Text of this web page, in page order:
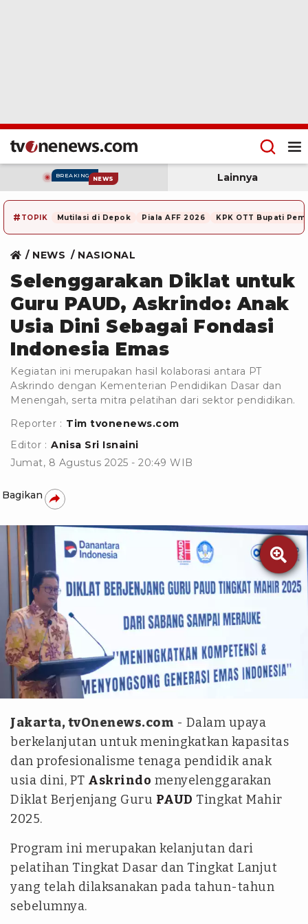
BREAKING NEWS Lainnya
# TOPIK Mutilasi di Depok Piala AFF 2026 KPK OTT Bupati
NEWS NASIONAL
Selenggarakan Diklat untuk
Guru PAUD, Askrindo: Anak
Usia Dini Sebagai Fondasi
Indonesia Emas
Kegiatan ini merupakan hasil kolaborasi antara PT
Askrindo dengan Kementerian Pendidikan Dasar dan
Menengah, serta mitra pelatihan dari sektor pendidikan.
Reporter : Tim tvonenews.com
Editor : Anisa Sri Isnaini
Jumat, 8 Agustus 2025 - 20:49 WIB
Bagikan

IST
Jakarta, tvOnenews.com - Dalam upaya
berkelanjutan untuk meningkatkan kapasitas
dan profesionalisme tenaga pendidik anak
usia dini, PT Askrindo menyelenggarakan
Diklat Berjenjang Guru PAUD Tingkat Mahir
2025.
Program ini merupakan kelanjutan dari
pelatihan Tingkat Dasar dan Tingkat Lanjut
yang telah dilaksanakan pada tahun-tahun
sebelumnya.